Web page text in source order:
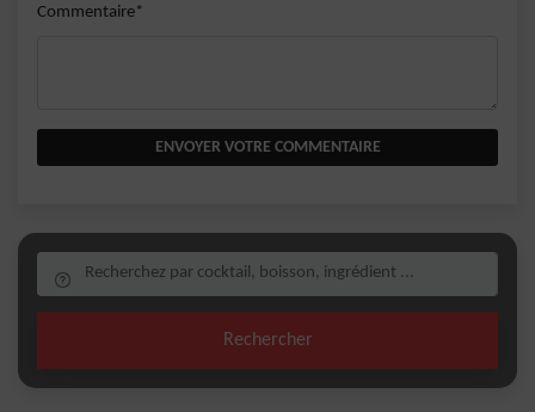
Commentaire*
ENVOYER VOTRE COMMENTAIRE
Rechercher